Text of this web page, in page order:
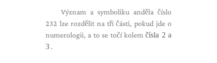
Význam a symboliku anděla číslo
232 lze rozdělit na tři části, pokud jde o
numerologii, a to se točí kolemčísla 2 a
3 .